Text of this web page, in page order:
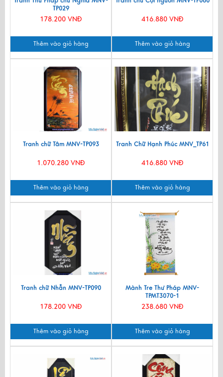
TP029
178.200 VNĐ
Thêm vào giỏ hàng
416.880 VNĐ
Thêm vào giỏ hàng
Tranh chữ Tâm MNV-TP093
1.070.280 VNĐ
Thêm vào giỏ hàng
Tranh Chữ Hạnh Phúc MNV_TP61
416.880 VNĐ
Thêm vào giỏ hàng
Tranh chữ Nhẫn MNV-TP090
178.200 VNĐ
Thêm vào giỏ hàng
Mành Tre Thư Pháp MNV-
TPMT3070-1
238.680 VNĐ
Thêm vào giỏ hàng